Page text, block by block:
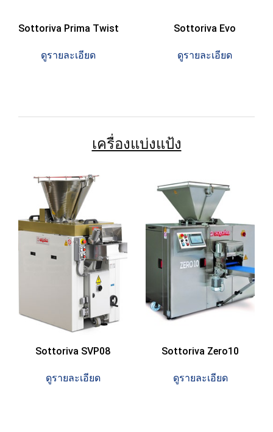
Sottoriva Prima Twist
ดูรายละเอียด
Sottoriva Evo
ดูรายละเอียด
เครื่องแบ่งแป้ง
Sottoriva SVP08
ดูรายละเอียด
Sottoriva Zero10
ดูรายละเอียด